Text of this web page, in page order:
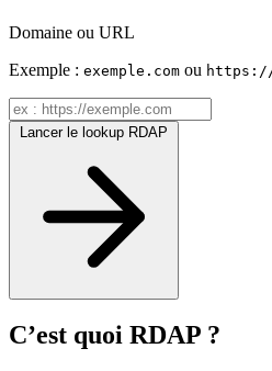
Domaine ou URL
Exemple : exemple.com ou https://
Lancer le lookup RDAP
C’est quoi RDAP ?